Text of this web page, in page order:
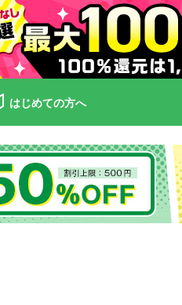
はじめての方へ